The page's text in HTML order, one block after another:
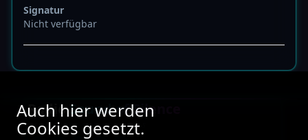
Auch hier werden
Cookies gesetzt.
Signatur
Nicht verfügbar
RadioSound of Silence
DER SENDER MIT MEHR BISS